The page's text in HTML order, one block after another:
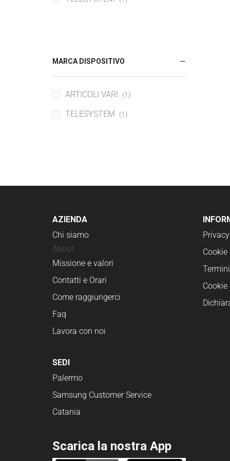
Caricabatterie
MARCA DISPOSITIVO
ARTICOLI VARI (1)
TELESYSTEM (1)
AZIENDA
Chi siamo
About
Missione e valori
Contatti e Orari
Come raggiungerci
Faq
Lavora con noi
SEDI
Palermo
Samsung Customer Service
Catania
Scarica la nostra App
Cookie
Cookie